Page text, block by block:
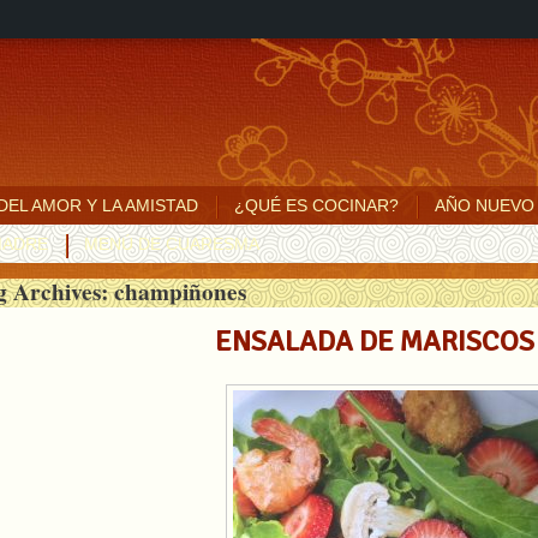
AMOR Y LA AMISTAD ¿QUÉ ES COCINAR?
AÑO NUEVO
MENÚ DE CUARESMA
Archives:champiñones
ENSALADA DE